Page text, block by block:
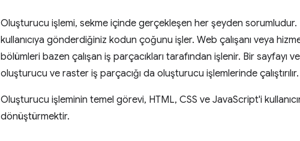
Oluşturucu işlemi, sekme içinde gerçekleşen her şeyden sorumludur.
kullanıcıya gönderdiğiniz kodun çoğunu işler. Web çalışanı veya
bölümleri bazen çalışan iş parçacıkları tarafından işlenir. Bir
oluşturucu ve raster iş parçacığı da oluşturucu işlemlerinde çalıştırılır.
Oluşturucu işleminin temel görevi, HTML, CSS ve JavaScript'i
dönüştürmektir.